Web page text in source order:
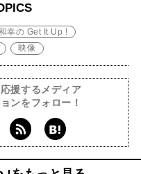
幸の Get It Up !
映像
援するメディア
ンをフォロー！